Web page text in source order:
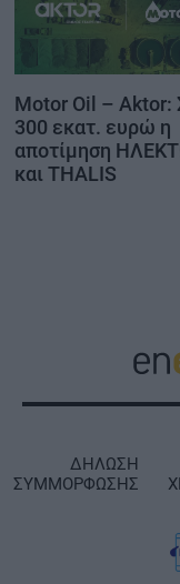
Motor Oil – Aktor:
300 εκατ. ευρώ η
αποτίμηση
και THALIS
ΔΗΛΩΣΗ
ΣΥΜΜΟΡΦΩΣΗΣ